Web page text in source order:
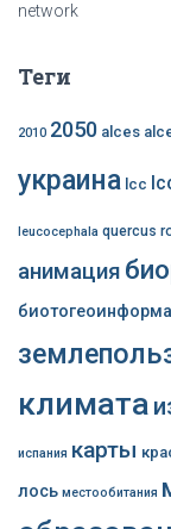
network
Теги
2010 2050 alces
украина lcc
leucocephala quercus
анимация
климата
испания карты
лось местообитания